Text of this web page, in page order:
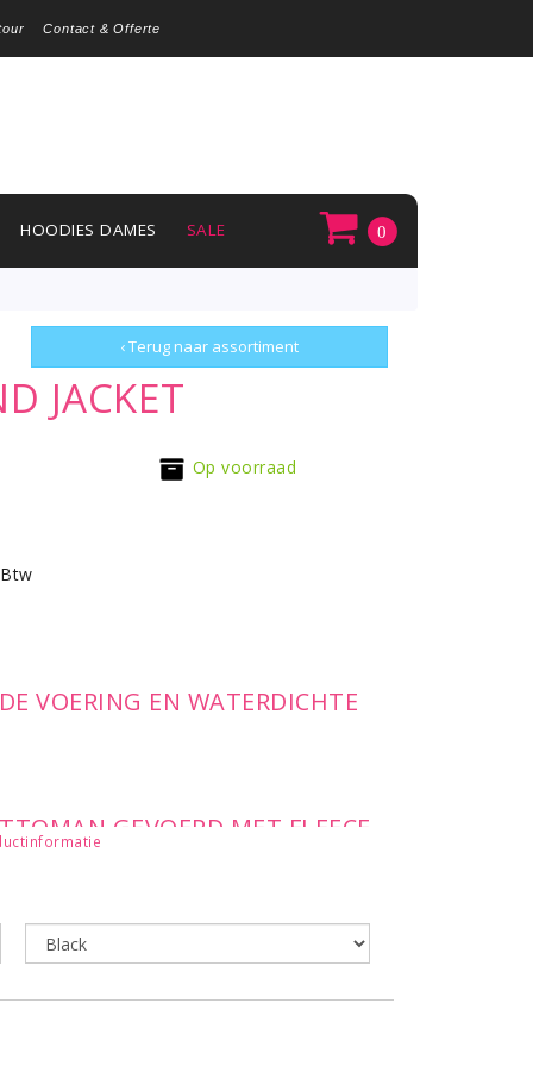
Contact & Offerte
HOODIES DAMES SALE 0
‹ Terug naar assortiment
JACKET
Op voorraad
VOERING EN WATERDICHTE
GEVOERD MET FLEECE
MET TEFLON® •
• WATERDICHTE
MET METALEN PULLERS EN
- VEEL BINNEN- EN